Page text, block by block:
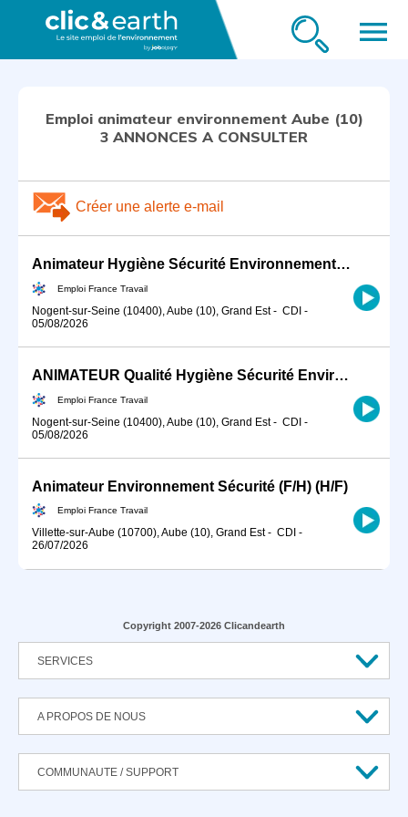
menu
Emploi animateur environnement Aube (10)
3 ANNONCES A CONSULTER
Créer une alerte e-mail
Animateur Hygiène Sécurité Environnement HSE (H/F)
Emploi France Travail
Nogent-sur-Seine (10400), Aube (10), Grand Est- CDI -
05/08/2026
ANIMATEUR Qualité Hygiène Sécurité Environnement (H/F)
Emploi France Travail
Nogent-sur-Seine (10400), Aube (10), Grand Est- CDI -
05/08/2026
Animateur Environnement Sécurité (F/H) (H/F)
Emploi France Travail
Villette-sur-Aube (10700), Aube (10), Grand Est- CDI -
26/07/2026
Copyright 2007-2026 Clicandearth
SERVICES
A PROPOS DE NOUS
COMMUNAUTE / SUPPORT